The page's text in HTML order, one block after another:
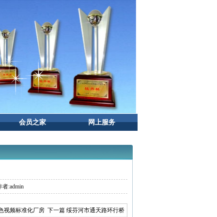
会员之家 网上服务
:admin
视频标准化厂房 下一篇 绥芬河市通天路环行桥